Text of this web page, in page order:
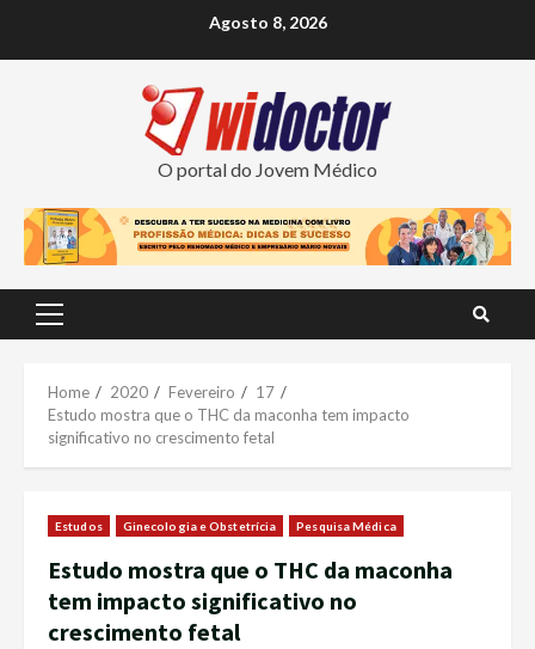
Agosto 8, 2026
O portal do Jovem Médico
Primary
Home 2020 Fevereiro
17
Estudo mostra que o THC da maconha tem impacto
significativo no crescimento fetal
Estudos Ginecologia e Obstetrícia Pesquisa Médica
Estudo mostra que o THC da maconha
tem impacto significativo no
crescimento fetal